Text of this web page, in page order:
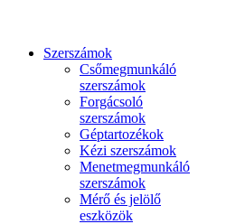
Szerszámok
Csőmegmunkáló
szerszámok
Forgácsoló
szerszámok
Géptartozékok
Kézi szerszámok
Menetmegmunkáló
szerszámok
Mérő és jelölő
eszközök